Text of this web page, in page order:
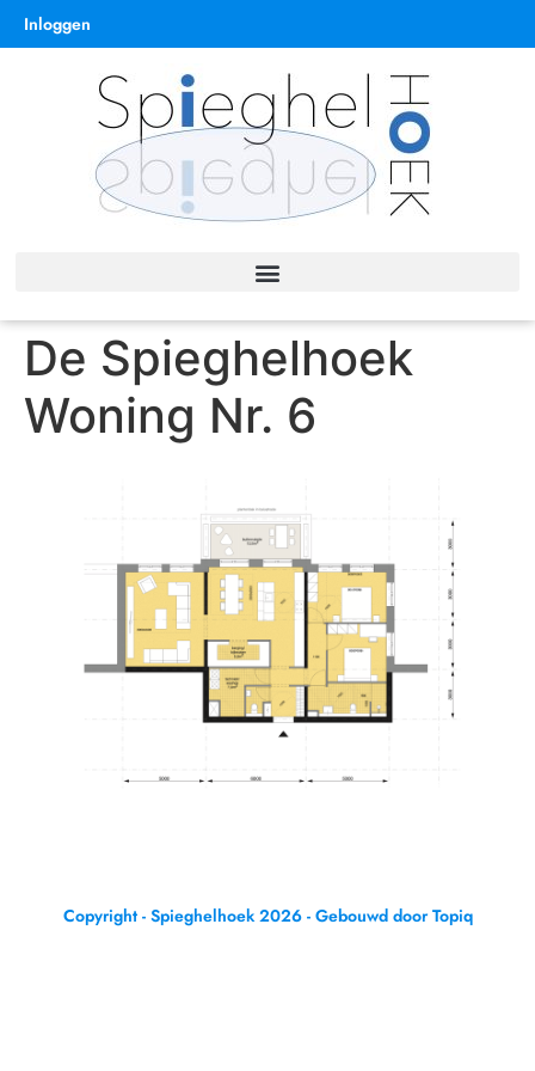
Inloggen
De Spieghelhoek
Woning Nr. 6
Copyright - Spieghelhoek 2026 - Gebouwd door Topiq